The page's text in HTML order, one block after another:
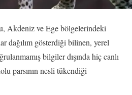
Akdeniz ve Ege bölgelerindeki
dağılım gösterdiği bilinen, yerel
bilgiler dışında hiç canlı
parsının nesli tükendiği